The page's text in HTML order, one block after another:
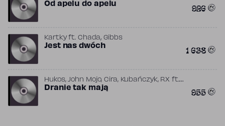
Od apelu do apelu 926
Kartkyft. Chada,Gibbs
Jest nas dwóch 1 638
Hukos, John Mojo, Cira, Kubańczyk, RX ft.
Cira,Hukos ,JOHN MOJO
Dranie tak mają 955